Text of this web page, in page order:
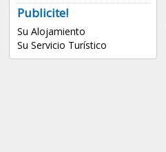
Publicite!
Su Alojamiento
Su Servicio Turístico